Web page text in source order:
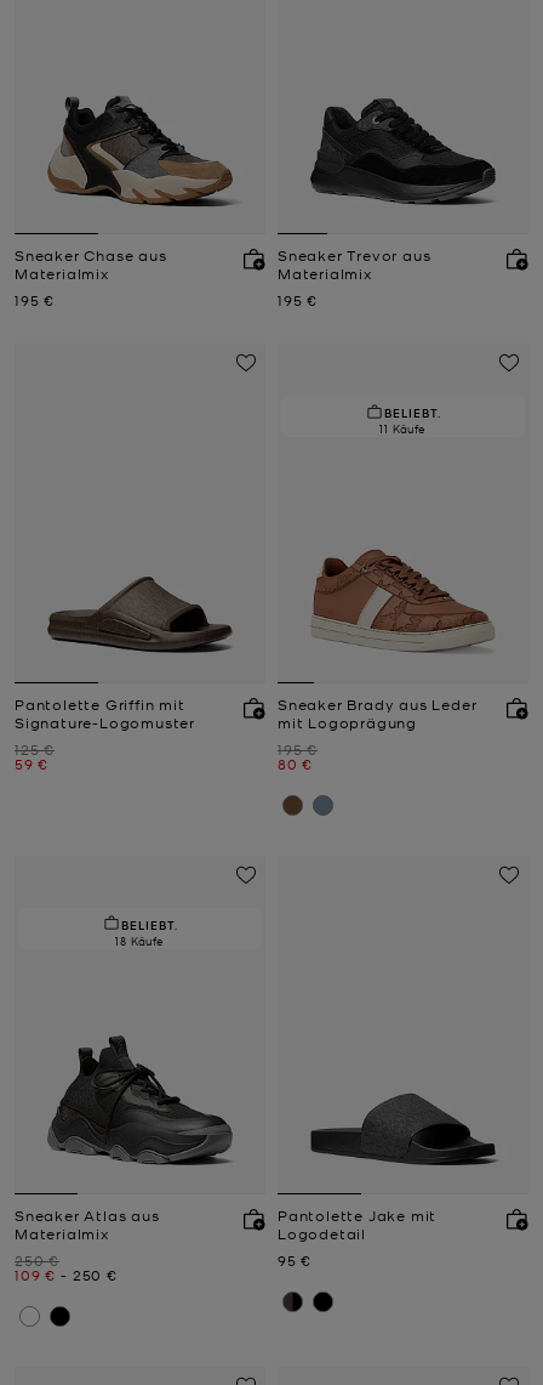
Sneaker Chase aus
Materialmix
Jetzt
195 €
Sneaker Trevor aus
Materialmix
Jetzt
195 €
Pantolette Griffin mit
Signature-Logomuster
Zuvor
125 €
Jetzt
59 €
BELIEBT.
11 Käufe
Sneaker Brady aus Leder
mit Logoprägung
Zuvor
195 €
Jetzt
80 €
BELIEBT.
18 Käufe
Sneaker Atlas aus
Materialmix
Zuvor
250 €
Jetzt
109 € -
bis Jetzt
250 €
Pantolette Jake mit
Logodetail
Jetzt
95 €